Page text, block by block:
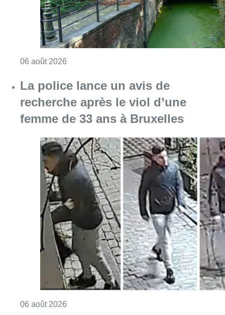
06 août 2026
La police lance un avis de
recherche après le viol d’une
femme de 33 ans à Bruxelles
06 août 2026